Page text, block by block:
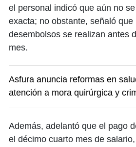
el personal indicó que aún no
exacta; no obstante, señaló
desembolsos se realizan antes
mes.
Asfura anuncia reformas en
atención a mora quirúrgica y
Además, adelantó que el pago
el décimo cuarto mes de